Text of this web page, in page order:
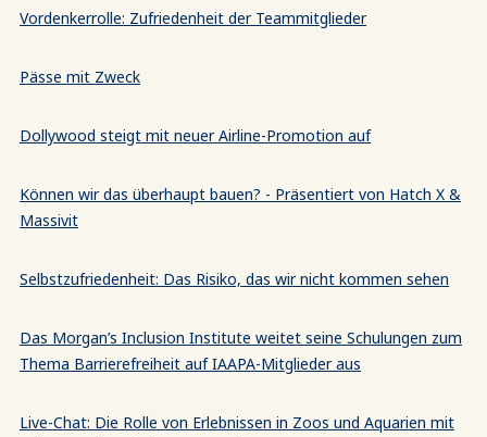
Vordenkerrolle: Zufriedenheit der Teammitglieder
Pässe mit Zweck
Dollywood steigt mit neuer Airline-Promotion auf
Können wir das überhaupt bauen? - Präsentiert von Hatch X &
Massivit
Selbstzufriedenheit: Das Risiko, das wir nicht kommen sehen
Das Morgan’s Inclusion Institute weitet seine Schulungen zum
Thema Barrierefreiheit auf IAAPA-Mitglieder aus
Live-Chat: Die Rolle von Erlebnissen in Zoos und Aquarien mit